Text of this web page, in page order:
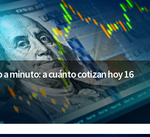
a minuto: a cuánto cotizan hoy 16